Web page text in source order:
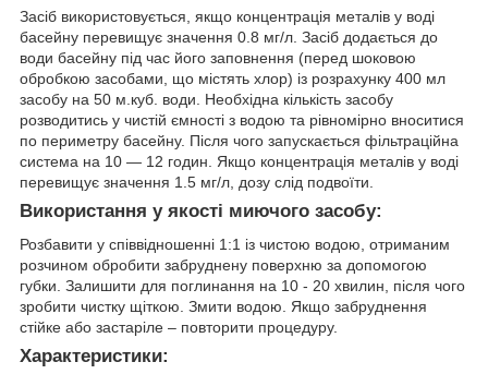
Засіб використовується, якщо концентрація металів у воді
басейну перевищує значення 0.8 мг/л. Засіб додається до
води басейну під час його заповнення (перед шоковою
обробкою засобами, що містять хлор) із розрахунку 400 мл
засобу на 50 м.куб. води. Необхідна кількість засобу
розводитись у чистій ємності з водою та рівномірно вноситися
по периметру басейну. Після чого запускається фільтраційна
система на 10 — 12 годин. Якщо концентрація металів у воді
перевищує значення 1.5 мг/л, дозу слід подвоїти.
Використання у якості миючого засобу:
Розбавити у співвідношенні 1:1 із чистою водою, отриманим
розчином обробити забруднену поверхню за допомогою
губки. Залишити для поглинання на 10 - 20 хвилин, після чого
зробити чистку щіткою. Змити водою. Якщо забруднення
стійке або застаріле – повторити процедуру.
Характеристики: